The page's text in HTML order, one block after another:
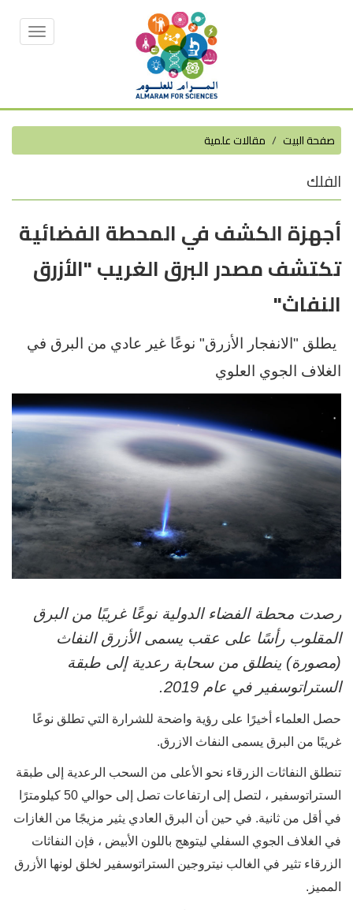
Toggle
صفحة البيت مقالات علمية
الفلك
أجهزة الكشف في المحطة الفضائية
تكتشف مصدر البرق الغريب "الأزرق
النفاث"
يطلق "الانفجار الأزرق" نوعًا غير عادي من البرق في
الغلاف الجوي العلوي
رصدت محطة الفضاء الدولية نوعًا غريبًا من البرق
المقلوب رأسًا على عقب يسمى الأزرق النفاث
(مصورة) ينطلق من سحابة رعدية إلى طبقة
الستراتوسفير في عام 2019.
حصل العلماء أخيرًا على رؤية واضحة للشرارة التي تطلق نوعًا
غريبًا من البرق يسمى النفاث الازرق.
تنطلق النفاثات الزرقاء نحو الأعلى من السحب الرعدية إلى طبقة
الستراتوسفير ، لتصل إلى ارتفاعات تصل إلى حوالي 50 كيلومترًا
في أقل من ثانية. في حين أن البرق العادي يثير مزيجًا من الغازات
في الغلاف الجوي السفلي ليتوهج باللون الأبيض ، فإن النفاثات
الزرقاء تثير في الغالب نيتروجين الستراتوسفير لخلق لونها الأزرق
المميز.